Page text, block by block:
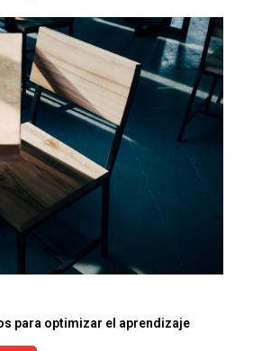
para optimizar el aprendizaje